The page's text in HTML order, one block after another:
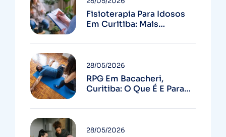
Fisioterapia Para Idosos
Em Curitiba: Mais
Quedas
RPG Em Bacacheri,
Curitiba: O Que É E Para
28/05/2026
28/05/2026